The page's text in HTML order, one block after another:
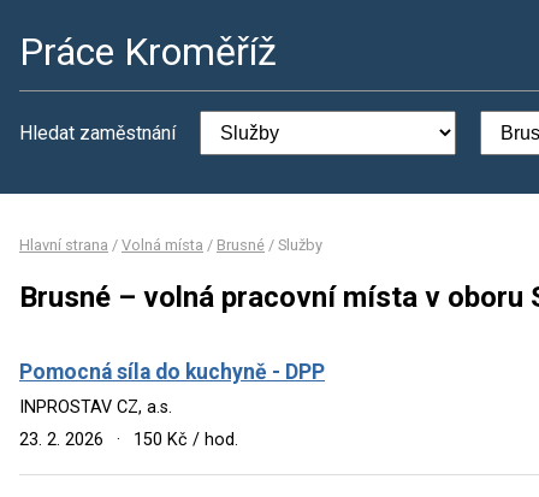
Práce Kroměříž
Hledat zaměstnání
Hlavní strana / Volná místa / Brusné / Služby
Brusné – volná pracovní místa v oboru
Pomocná síla do kuchyně - DPP
INPROSTAV CZ, a.s.
23. 2. 2026
· 150 Kč / hod.